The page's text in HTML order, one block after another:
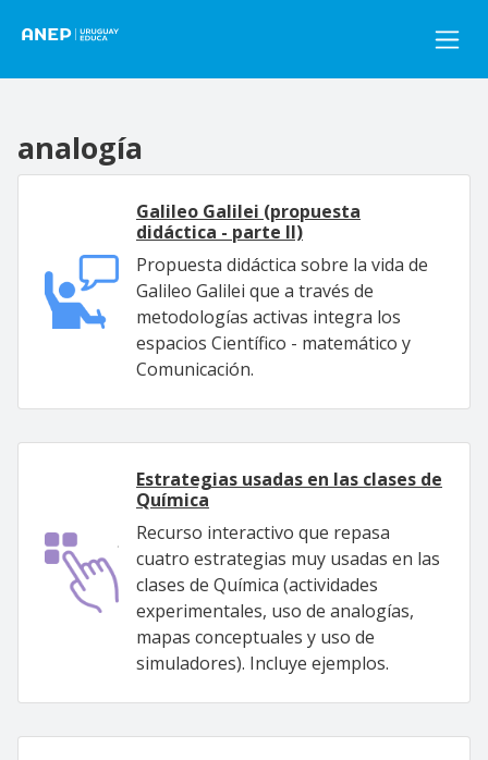
analogía
Galileo Galilei (propuesta
didáctica - parte II)
Propuesta didáctica sobre la vida de
Galileo Galilei que a través de
metodologías activas integra los
espacios Científico - matemático y
Comunicación.
Estrategias usadas en las clases de
Química
Recurso interactivo que repasa
cuatro estrategias muy usadas en las
clases de Química (actividades
experimentales, uso de analogías,
mapas conceptuales y uso de
simuladores). Incluye ejemplos.